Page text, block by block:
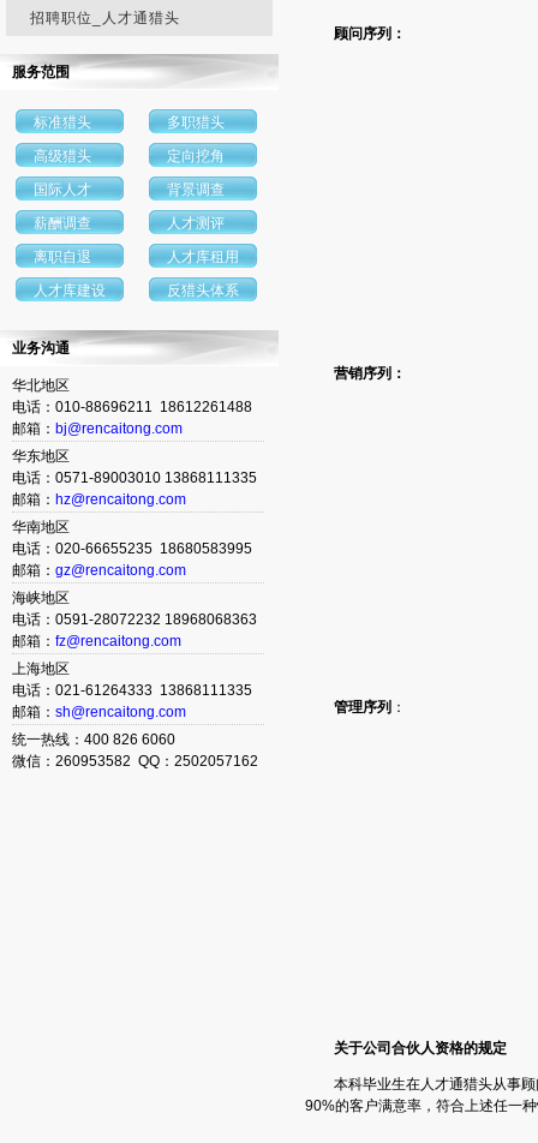
招聘职位_人才通猎头
服务范围
标准猎头
多职猎头
高级猎头
定向挖角
国际人才
背景调查
薪酬调查
人才测评
离职自退
人才库租用
人才库建设
反猎头体系
业务沟通
华北地区
电话：010-88696211 18612261488
邮箱： bj@rencaitong.com
华东地区
电话：0571-89003010 13868111335
邮箱： hz@rencaitong.com
华南地区
电话：020-66655235 18680583995
邮箱： gz@rencaitong.com
海峡地区
电话：0591-28072232 18968068363
邮箱： fz@rencaitong.com
上海地区
电话：021-61264333 13868111335
邮箱： sh@rencaitong.com
统一热线：400 826 6060
微信：260953582 QQ：2502057162
顾问序列：
营销序列：
管理序列 ：
关于公司合伙人资格的规定
本科毕业生在人才通猎头从事
90%的客户满意率，符合上述任一